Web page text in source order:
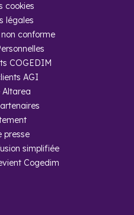
cookies
légales
conforme
COGEDIM
AGI
Altarea
presse
simplifiée
Cogedim